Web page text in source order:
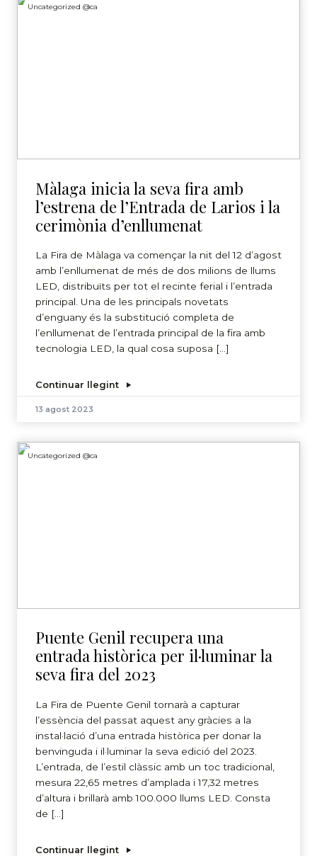
Uncategorized @ca
Màlaga inicia la seva fira amb
l’estrena de l’Entrada de Larios i la
cerimònia d’enllumenat
La Fira de Màlaga va començar la nit del 12 d’agost
amb l’enllumenat de més de dos milions de llums
LED, distribuïts per tot el recinte ferial i l’entrada
principal. Una de les principals novetats
d’enguany és la substitució completa de
l’enllumenat de l’entrada principal de la fira amb
tecnologia LED, la qual cosa suposa […]
Continuar llegint
13 agost 2023
Uncategorized @ca
Puente Genil recupera una
entrada històrica per il·luminar la
seva fira del 2023
La Fira de Puente Genil tornarà a capturar
l’essència del passat aquest any gràcies a la
instal·lació d’una entrada històrica per donar la
benvinguda i il·luminar la seva edició del 2023.
L’entrada, de l’estil clàssic amb un toc tradicional,
mesura 22,65 metres d’amplada i 17,32 metres
d’altura i brillarà amb 100.000 llums LED. Consta
de […]
Continuar llegint